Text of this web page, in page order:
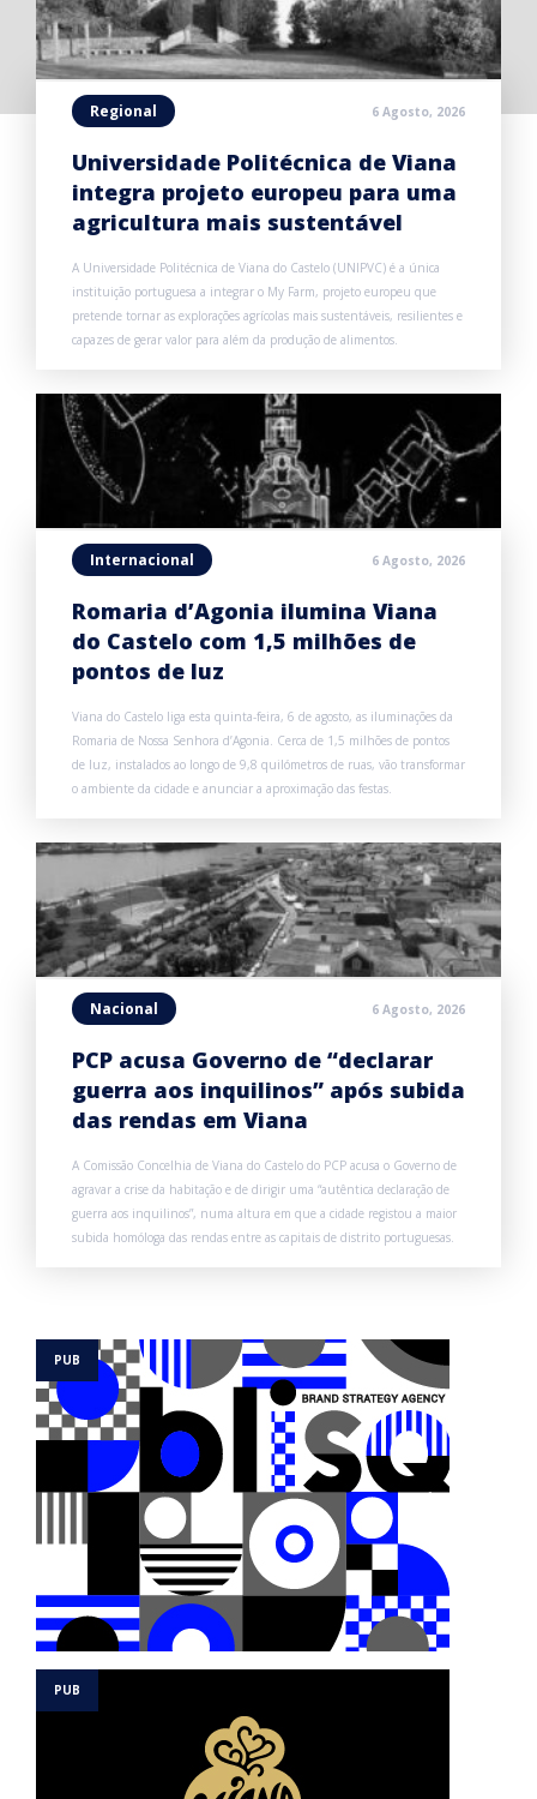
Regional 6 Agosto, 2026
Universidade Politécnica de Viana
integra projeto europeu para uma
agricultura mais sustentável
A Universidade Politécnica de Viana do Castelo (UNIPVC) é a única
instituição portuguesa a integrar o My Farm, projeto europeu que
pretende tornar as explorações agrícolas mais sustentáveis, resilientes e
capazes de gerar valor para além da produção de alimentos.
Internacional 6 Agosto, 2026
Romaria d’Agonia ilumina Viana
do Castelo com 1,5 milhões de
pontos de luz
Viana do Castelo liga esta quinta-feira, 6 de agosto, as iluminações da
Romaria de Nossa Senhora d’Agonia. Cerca de 1,5 milhões de pontos
de luz, instalados ao longo de 9,8 quilómetros de ruas, vão transformar
o ambiente da cidade e anunciar a aproximação das festas.
Nacional 6 Agosto, 2026
PCP acusa Governo de “declarar
guerra aos inquilinos” após subida
das rendas em Viana
A Comissão Concelhia de Viana do Castelo do PCP acusa o Governo de
agravar a crise da habitação e de dirigir uma “autêntica declaração de
guerra aos inquilinos”, numa altura em que a cidade registou a maior
subida homóloga das rendas entre as capitais de distrito portuguesas.